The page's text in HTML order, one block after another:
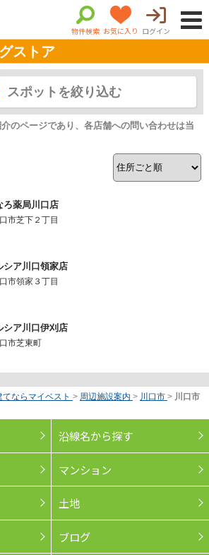
物件検索 お気に入り ログイン
ストア
スポットを絞り込む
のページであり、各店舗への問い合わせは当
ろ薬局川口店
市芝下２丁目
シア川口領家店
市領家３丁目
シア川口伊刈店
市芝東町
ならマイベスト > 周辺施設案内 > 川口市 > 川口市
沿線名から探す
マンション
土地
ブログ